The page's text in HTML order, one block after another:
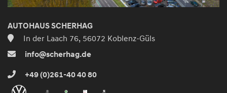
AUTOHAUS SCHERHAG
In der Laach 76, 56072 Koblenz-Güls
info@scherhag.de
+49 (0)261-40 40 80